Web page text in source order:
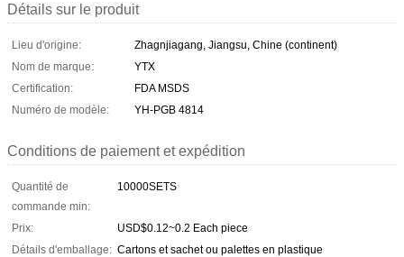
Détails sur le produit
Lieu d'origine:
Zhagnjiagang, Jiangsu, Chine (continent)
Nom de marque:
YTX
Certification:
FDA MSDS
Numéro de modèle:
YH-PGB 4814
Conditions de paiement et expédition
Quantité de
commande min:
10000SETS
Prix:
USD$0.12~0.2 Each piece
Détails d'emballage: Cartons et sachet ou palettes en plastique